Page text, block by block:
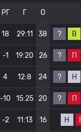
РГ Г О
18 29:11 38 ? В
-1 19:20 26 ? П
4 12:8 24 ? Н
-10 15:25 20 ? П
-2 11:13 16 Н